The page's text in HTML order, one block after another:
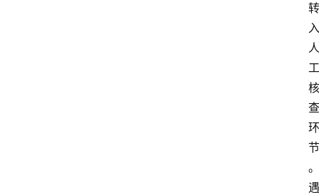
转
入
人
工
核
查
环
节
。
遇